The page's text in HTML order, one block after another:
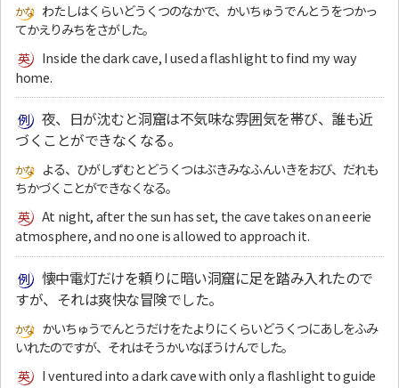
わたしはくらいどうくつのなかで、かいちゅうでんとうをつかっ
てかえりみちをさがした。
Inside the dark cave, I used a flashlight to find my way
home.
夜、日が沈むと洞窟は不気味な雰囲気を帯び、誰も近
づくことができなくなる。
よる、ひがしずむとどうくつはぶきみなふんいきをおび、だれも
ちかづくことができなくなる。
At night, after the sun has set, the cave takes on an eerie
atmosphere, and no one is allowed to approach it.
懐中電灯だけを頼りに暗い洞窟に足を踏み入れたので
すが、それは爽快な冒険でした。
かいちゅうでんとうだけをたよりにくらいどうくつにあしをふみ
いれたのですが、それはそうかいなぼうけんでした。
I ventured into a dark cave with only a flashlight to guide